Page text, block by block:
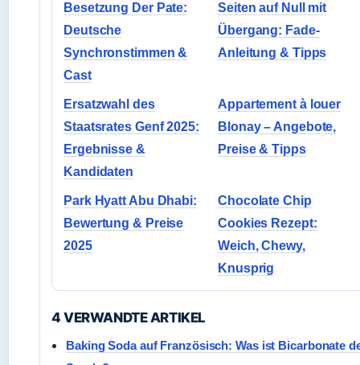
Besetzung Der Pate:
Deutsche
Synchronstimmen &
Cast
Seiten auf Null mit
Übergang: Fade-
Anleitung & Tipps
Ersatzwahl des
Staatsrates Genf 2025:
Ergebnisse &
Kandidaten
Appartement à louer
Blonay – Angebote,
Preise & Tipps
Park Hyatt Abu Dhabi:
Bewertung & Preise
2025
Chocolate Chip
Cookies Rezept:
Weich, Chewy,
Knusprig
4 VERWANDTE ARTIKEL
Baking Soda auf Französisch: Was ist Bicarbonate